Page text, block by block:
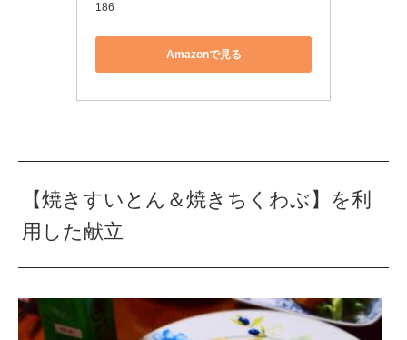
186
Amazonで見る
【焼きすいとん＆焼きちくわぶ】を利
用した献立